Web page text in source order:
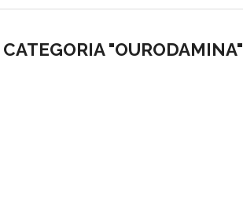
"OURODAMINA"